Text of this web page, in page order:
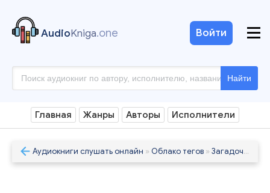
AudioKniga.one
Найти
Войти
Главная Жанры Авторы Исполнители
Аудиокниги слушать онлайн » Облако тегов » Загадочные убийства